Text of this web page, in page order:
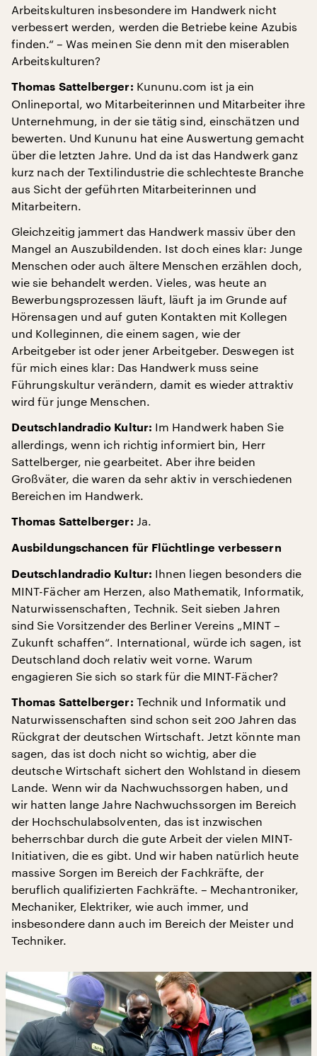
Arbeitskulturen insbesondere im Handwerk nicht
verbessert werden, werden die Betriebe keine Azubis
finden.“ – Was meinen Sie denn mit den miserablen
Arbeitskulturen?
Thomas Sattelberger: Kununu.com ist ja ein
Onlineportal, wo Mitarbeiterinnen und Mitarbeiter ihre
Unternehmung, in der sie tätig sind, einschätzen und
bewerten. Und Kununu hat eine Auswertung gemacht
über die letzten Jahre. Und da ist das Handwerk ganz
kurz nach der Textilindustrie die schlechteste Branche
aus Sicht der geführten Mitarbeiterinnen und
Mitarbeitern.
Gleichzeitig jammert das Handwerk massiv über den
Mangel an Auszubildenden. Ist doch eines klar: Junge
Menschen oder auch ältere Menschen erzählen doch,
wie sie behandelt werden. Vieles, was heute an
Bewerbungsprozessen läuft, läuft ja im Grunde auf
Hörensagen und auf guten Kontakten mit Kollegen
und Kolleginnen, die einem sagen, wie der
Arbeitgeber ist oder jener Arbeitgeber. Deswegen ist
für mich eines klar: Das Handwerk muss seine
Führungskultur verändern, damit es wieder attraktiv
wird für junge Menschen.
Deutschlandradio Kultur: Im Handwerk haben Sie
allerdings, wenn ich richtig informiert bin, Herr
Sattelberger, nie gearbeitet. Aber ihre beiden
Großväter, die waren da sehr aktiv in verschiedenen
Bereichen im Handwerk.
Thomas Sattelberger: Ja.
Ausbildungschancen für Flüchtlinge verbessern
Deutschlandradio Kultur: Ihnen liegen besonders die
MINT-Fächer am Herzen, also Mathematik, Informatik,
Naturwissenschaften, Technik. Seit sieben Jahren
sind Sie Vorsitzender des Berliner Vereins „MINT –
Zukunft schaffen“. International, würde ich sagen, ist
Deutschland doch relativ weit vorne. Warum
engagieren Sie sich so stark für die MINT-Fächer?
Thomas Sattelberger: Technik und Informatik und
Naturwissenschaften sind schon seit 200 Jahren das
Rückgrat der deutschen Wirtschaft. Jetzt könnte man
sagen, das ist doch nicht so wichtig, aber die
deutsche Wirtschaft sichert den Wohlstand in diesem
Lande. Wenn wir da Nachwuchssorgen haben, und
wir hatten lange Jahre Nachwuchssorgen im Bereich
der Hochschulabsolventen, das ist inzwischen
beherrschbar durch die gute Arbeit der vielen MINT-
Initiativen, die es gibt. Und wir haben natürlich heute
massive Sorgen im Bereich der Fachkräfte, der
beruflich qualifizierten Fachkräfte. – Mechantroniker,
Mechaniker, Elektriker, wie auch immer, und
insbesondere dann auch im Bereich der Meister und
Techniker.